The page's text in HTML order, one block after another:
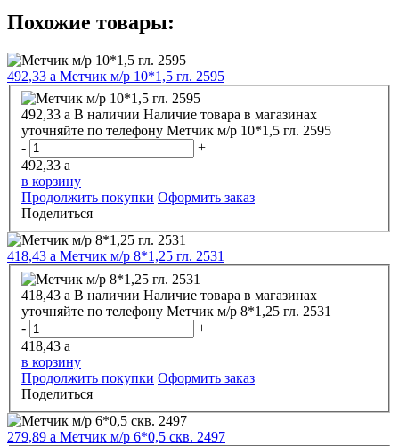
Похожие товары:
492,33 a Метчик м/р 10*1,5 гл. 2595
492,33 a В наличии Наличие товара в магазинах
уточняйте по телефону
Метчик м/р 10*1,5 гл. 2595
-
+
492,33 a
в корзину
Продолжить покупки Оформить заказ
Поделиться
418,43 a Метчик м/р 8*1,25 гл. 2531
418,43 a В наличии Наличие товара в магазинах
уточняйте по телефону
Метчик м/р 8*1,25 гл. 2531
-
+
418,43 a
в корзину
Продолжить покупки Оформить заказ
Поделиться
279,89 a Метчик м/р 6*0,5 скв. 2497